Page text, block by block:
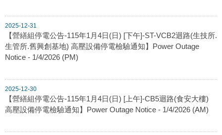
2025-12-31
【營繕組停電公告-115年1月4日(日) [下午]-ST-VCB2迴路(生技所.
生管所.舊興創基地) 高壓設備停電檢驗通知】Power Outage
Notice - 1/4/2026 (PM)
2025-12-30
【營繕組停電公告-115年1月4日(日) [上午]-CB5迴路(食安大樓)
高壓設備停電檢驗通知】Power Outage Notice - 1/4/2026 (AM)